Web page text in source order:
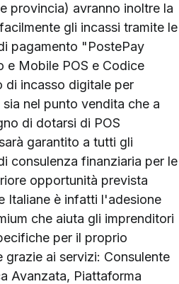
provincia) avranno inoltre la
gli incassi tramite le
pagamento "PostePay
e Mobile POS e Codice
di incasso digitale per
nel punto vendita che a
di dotarsi di POS
garantito a tutti gli
consulenza finanziaria per le
opportunità prevista
Italiane è infatti l'adesione
che aiuta gli imprenditori
per il proprio
grazie ai servizi: Consulente
Avanzata, Piattaforma